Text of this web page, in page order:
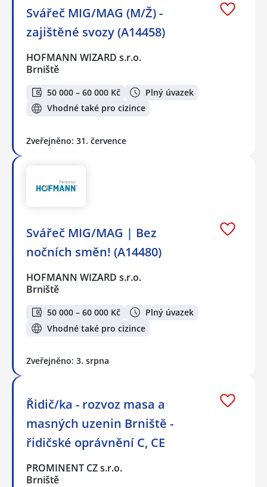
Svářeč MIG/MAG (M/Ž) -
zajištěné svozy (A14458)
HOFMANN WIZARD s.r.o.
Brniště
50 000 – 60 000 Kč
Plný úvazek
Vhodné také pro cizince
Zveřejněno: 31. července
Svářeč MIG/MAG | Bez
nočních směn! (A14480)
HOFMANN WIZARD s.r.o.
Brniště
50 000 – 60 000 Kč
Plný úvazek
Vhodné také pro cizince
Zveřejněno: 3. srpna
Řidič/ka - rozvoz masa a
masných uzenin Brniště -
řidičské oprávnění C, CE
PROMINENT CZ s.r.o.
Brniště